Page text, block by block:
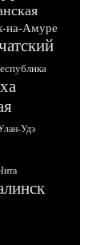
на-Амуре
Удэ